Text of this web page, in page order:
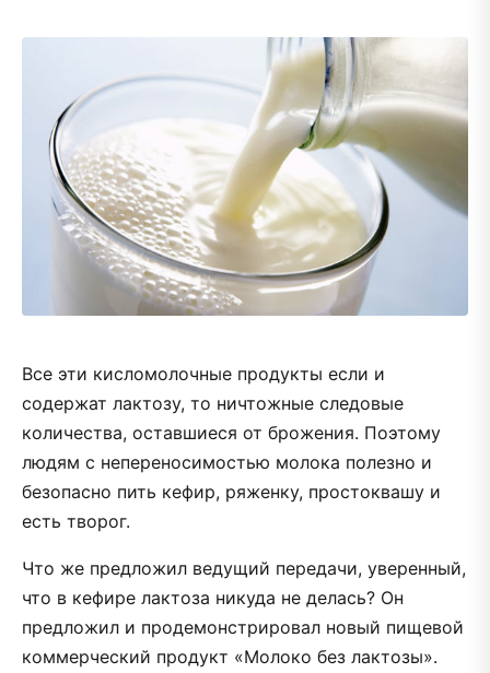
Все эти кисломолочные продукты если и
содержат лактозу, то ничтожные следовые
количества, оставшиеся от брожения. Поэтому
людям с непереносимостью молока полезно и
безопасно пить кефир, ряженку, простоквашу и
есть творог.
Что же предложил ведущий передачи, уверенный,
что в кефире лактоза никуда не делась? Он
предложил и продемонстрировал новый пищевой
коммерческий продукт «Молоко без лактозы».